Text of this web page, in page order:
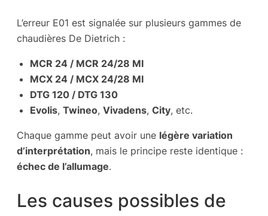
L’erreur E01 est signalée sur plusieurs gammes de
chaudières De Dietrich :
MCR 24 / MCR 24/28 MI
MCX 24 / MCX 24/28 MI
DTG 120 / DTG 130
Evolis, Twineo, Vivadens, City, etc.
Chaque gamme peut avoir une légère variation
d’interprétation, mais le principe reste identique :
échec de l’allumage.
Les causes possibles de